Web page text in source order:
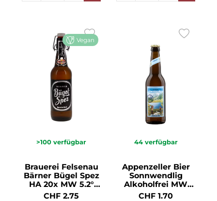
Vegan
>100 verfügbar
Brauerei Felsenau
Bärner Bügel Spez
HA 20x MW 5.2°
50cl
CHF 2.75
44 verfügbar
Appenzeller Bier
Sonnwendlig
Alkoholfrei MW
24x HA 0.01° 33cl
CHF 1.70